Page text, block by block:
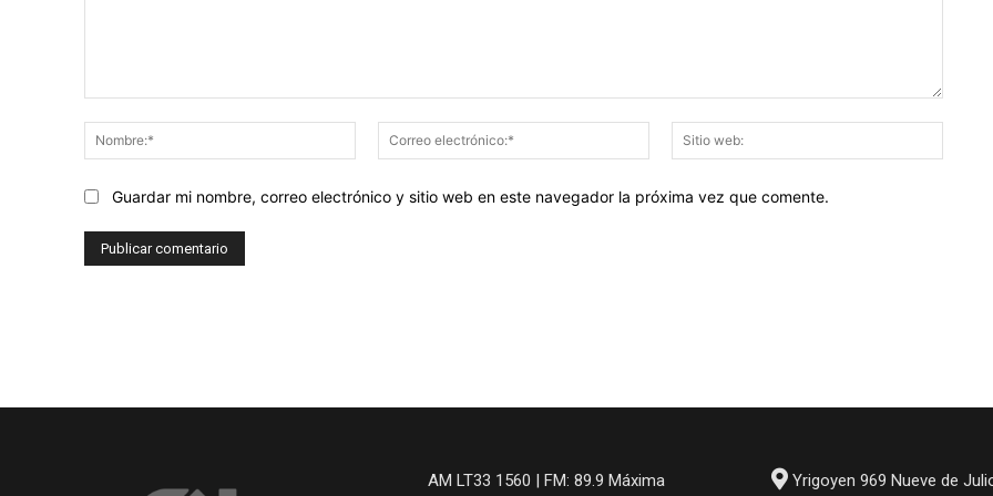
Nombre:*
Correo
electrónico:*
web:
Guardar mi nombre, correo electrónico y sitio web en este navegador la próxima vez que comente.
AM LT33 1560 | FM: 89.9 Máxima Yrigoyen 969 Nueve de